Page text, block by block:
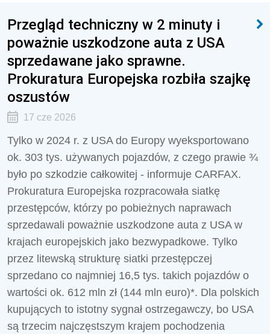
Przegląd techniczny w 2 minuty i
poważnie uszkodzone auta z USA
sprzedawane jako sprawne.
Prokuratura Europejska rozbiła szajkę
oszustów
17 cze 2026
Tylko w 2024 r. z USA do Europy wyeksportowano
ok. 303 tys. używanych pojazdów, z czego prawie ¾
było po szkodzie całkowitej - informuje CARFAX.
Prokuratura Europejska rozpracowała siatkę
przestępców, którzy po pobieżnych naprawach
sprzedawali poważnie uszkodzone auta z USA w
krajach europejskich jako bezwypadkowe. Tylko
przez litewską strukturę siatki przestępczej
sprzedano co najmniej 16,5 tys. takich pojazdów o
wartości ok. 612 mln zł (144 mln euro)*. Dla polskich
kupujących to istotny sygnał ostrzegawczy, bo USA
są trzecim najczęstszym krajem pochodzenia